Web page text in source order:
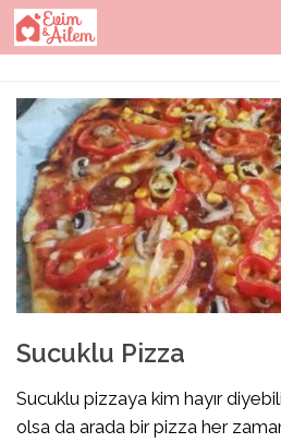
Skip to content
Sucuklu Pizza
Sucuklu pizzaya kim hayır
olsa da arada bir pizza her